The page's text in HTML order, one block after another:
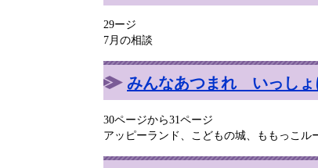
29ージ
7月の相談
みんなあつまれ いっしょ
30ページから31ページ
アッピーランド、こどもの城、ももっこ